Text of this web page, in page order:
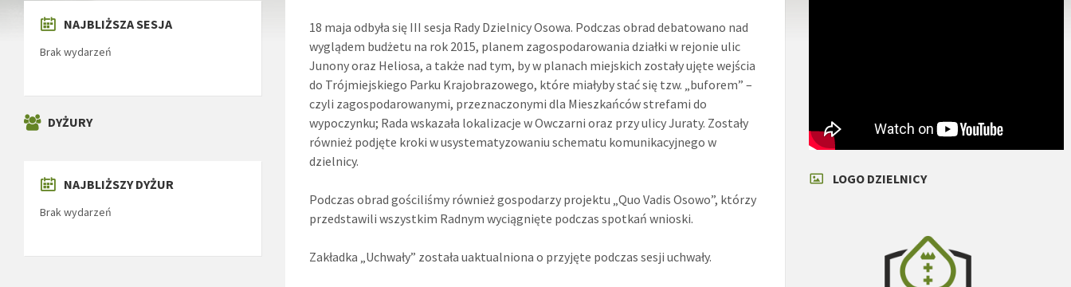
18 maja odbyła się III sesja Rady Dzielnicy Osowa. Podczas obrad debatowano nad
wyglądem budżetu na rok 2015, planem zagospodarowania działki w rejonie ulic
Junony oraz Heliosa, a także nad tym, by w planach miejskich zostały ujęte wejścia
do Trójmiejskiego Parku Krajobrazowego, które miałyby stać się tzw. „buforem” –
czyli zagospodarowanymi, przeznaczonymi dla Mieszkańców strefami do
wypoczynku; Rada wskazała lokalizacje w Owczarni oraz przy ulicy Juraty. Zostały
również podjęte kroki w usystematyzowaniu schematu komunikacyjnego w
dzielnicy.
Podczas obrad gościliśmy również gospodarzy projektu „Quo Vadis Osowo”, którzy
przedstawili wszystkim Radnym wyciągnięte podczas spotkań wnioski.
Zakładka „Uchwały” została uaktualniona o przyjęte podczas sesji uchwały.
NAJBLIŻSZA SESJA
Brak wydarzeń
DYŻURY
NAJBLIŻSZY DYŻUR
Brak wydarzeń
LOGO DZIELNICY